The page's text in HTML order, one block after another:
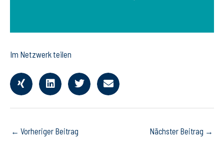
Im Netzwerk teilen
← Vorheriger Beitrag Nächster Beitrag →